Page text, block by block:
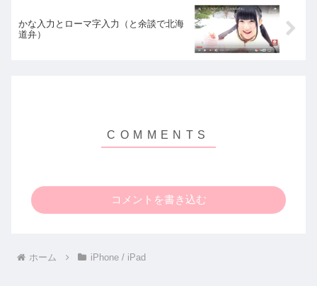
かな入力とローマ字入力（と余談で北海
道弁）
コメントを書き込む
ホーム iPhone / iPad